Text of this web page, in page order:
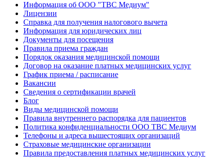
Информация об ООО "ТВС Медиум"
Лицензии
Справка для получения налогового вычета
Информация для юридических лиц
Документы для посещения
Правила приема граждан
Порядок оказания медицинской помощи
Договор на оказание платных медицинских услуг
График приема / расписание
Вакансии
Сведения о сертификации врачей
Блог
Виды медицинской помощи
Правила внутреннего распорядка для пациентов
Политика конфиденциальности ООО ТВС Медиум
Телефоны и адреса вышестоящих организаций
Страховые медицинские организации
Правила предоставления платных медицинских услуг